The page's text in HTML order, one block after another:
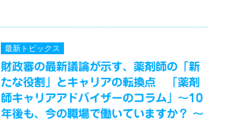
最新トピックス
財政審の最新議論が示す、薬剤師の「新
たな役割」とキャリアの転換点 「薬剤
師キャリアアドバイザーのコラム」～10
年後も、今の職場で働いていますか？ ～